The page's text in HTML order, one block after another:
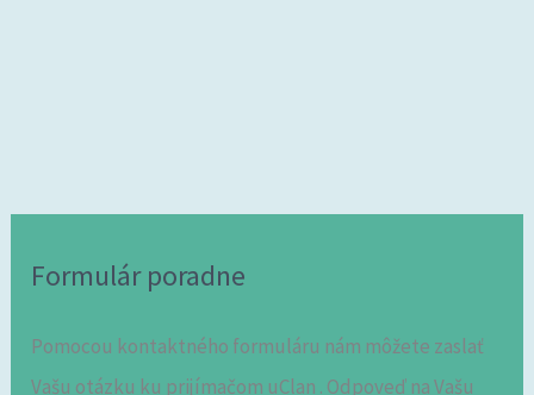
Formulár poradne
Pomocou kontaktného formuláru nám môžete zaslať
Vašu otázku ku prijímačom uClan . Odpoveď na Vašu